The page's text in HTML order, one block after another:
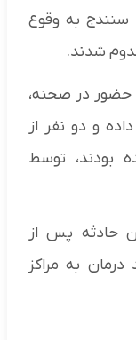
کامیاران–سنندج به وقوع
حضور در صحنه،
و دو نفر از
بودند، توسط
حادثه پس از
درمان به مراکز